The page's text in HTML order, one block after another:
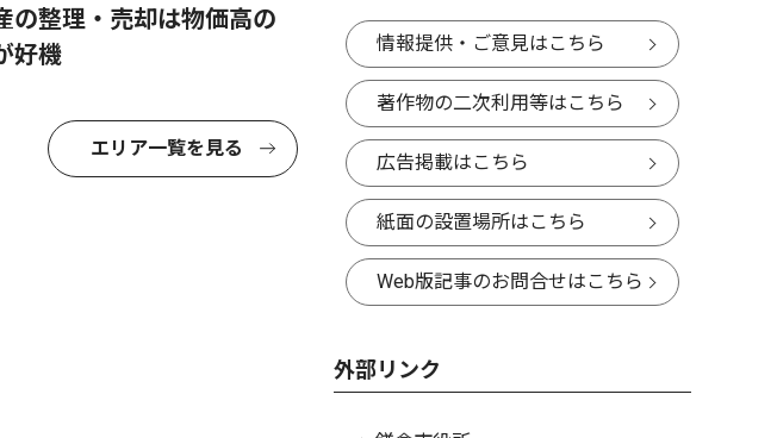
の整理・売却は物価高の
好機
エリア一覧を見る
情報提供・ご意見はこちら
著作物の二次利用等はこちら
広告掲載はこちら
紙面の設置場所はこちら
Web版記事のお問合せはこちら
外部リンク